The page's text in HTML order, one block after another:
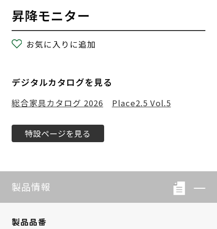
昇降モニター
お気に入りに追加
デジタルカタログを見る
総合家具カタログ 2026 Place2.5 Vol.5
特設ページを見る
製品情報
製品品番